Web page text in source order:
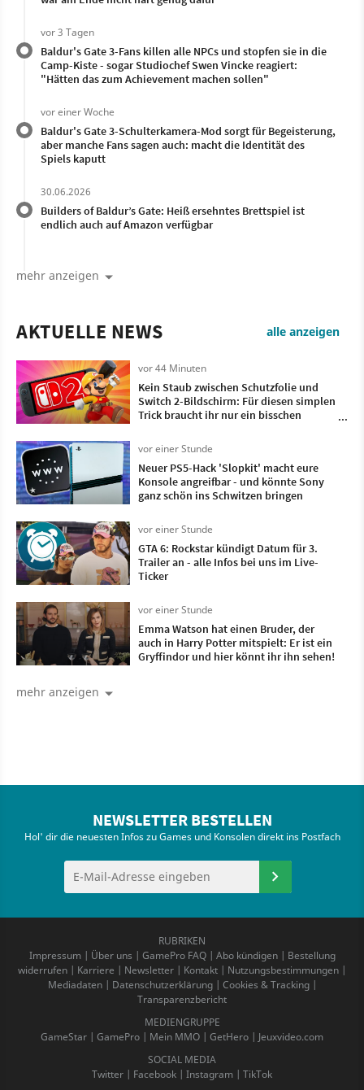
vor 3 Tagen
Baldur's Gate 3-Fans killen alle NPCs und stopfen sie in die
Camp-Kiste - sogar Studiochef Swen Vincke reagiert:
"Hätten das zum Achievement machen sollen"
vor einer Woche
Baldur's Gate 3-Schulterkamera-Mod sorgt für Begeisterung,
aber manche Fans sagen auch: macht die Identität des
Spiels kaputt
30.06.2026
Builders of Baldur’s Gate: Heiß ersehntes Brettspiel ist
endlich auch auf Amazon verfügbar
mehr anzeigen
AKTUELLE NEWS alle anzeigen
vor 44 Minuten
Kein Staub zwischen Schutzfolie und
Switch 2-Bildschirm: Für diesen simplen
Trick braucht ihr nur ein bisschen
vor einer Stunde
Neuer PS5-Hack 'Slopkit' macht eure
Konsole angreifbar - und könnte Sony
ganz schön ins Schwitzen bringen
vor einer Stunde
GTA 6: Rockstar kündigt Datum für 3.
Trailer an - alle Infos bei uns im Live-
Ticker
vor einer Stunde
Emma Watson hat einen Bruder, der
auch in Harry Potter mitspielt: Er ist ein
Gryffindor und hier könnt ihr ihn sehen!
mehr anzeigen
NEWSLETTER BESTELLEN
Hol' dir die neuesten Infos zu Games und Konsolen direkt ins Postfach
RUBRIKEN
Impressum| Über uns | GamePro FAQ| Abo kündigen| Bestellung
widerrufen | Karriere | Newsletter | Kontakt | Nutzungsbestimmungen |
Mediadaten| Datenschutzerklärung| Cookies & Tracking|
Transparenzbericht
MEDIENGRUPPE
GameStar | GamePro | Mein MMO | GetHero | Jeuxvideo.com
SOCIAL MEDIA
Twitter | Facebook | Instagram | TikTok